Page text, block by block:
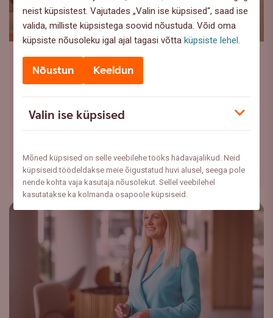
neist küpsistest. Vajutades „Valin ise küpsised“, saad ise
valida, milliste küpsistega soovid nõustuda. Võid oma
küpsiste nõusoleku igal ajal tagasi võttaküpsiste lehel
Nõustun Keeldun
Valin ise küpsised
Mõned küpsised on selle veebilehe tööks hädavajalikud. Neid
küpsiseid töödeldakse meie õigustatud huvi alusel, seega pole
nende kohta vaja kasutaja nõusolekut. Sellel veebilehel
kasutatakse ka kolmanda osapoole küpsiseid.
Noored,Rahaasjade Teabekeskus
Esimene üürikodu: kuidas
vältida teiste tehtud vigu?
Esimene üürikodu on paljude jaoks iseseisva elu
tasub lihtsalt ...
Loe lähemalt